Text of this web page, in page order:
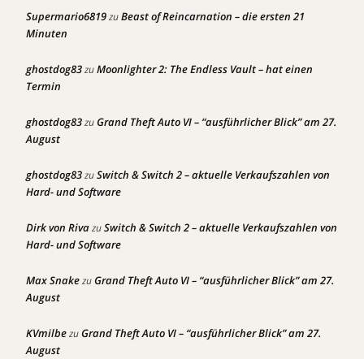
Supermario6819zuBeast of Reincarnation – die ersten 21
Minuten
ghostdog83zuMoonlighter 2: The Endless Vault – hat einen
Termin
ghostdog83zuGrand Theft Auto VI – “ausführlicher Blick” am 27.
August
ghostdog83zuSwitch & Switch 2 – aktuelle Verkaufszahlen von
Hard- und Software
Dirk von RivazuSwitch & Switch 2 – aktuelle Verkaufszahlen von
Hard- und Software
Max SnakezuGrand Theft Auto VI – “ausführlicher Blick” am 27.
August
KVmilbezuGrand Theft Auto VI – “ausführlicher Blick” am 27.
August